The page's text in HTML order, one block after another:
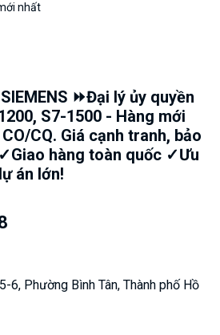
nhất
⏩Đại lý ủy quyền
S7-1500 - Hàng mới
CQ. Giá cạnh tranh, bảo
hàng toàn quốc ✓Ưu
án lớn!
6, Phường Bình Tân, Thành phố Hồ